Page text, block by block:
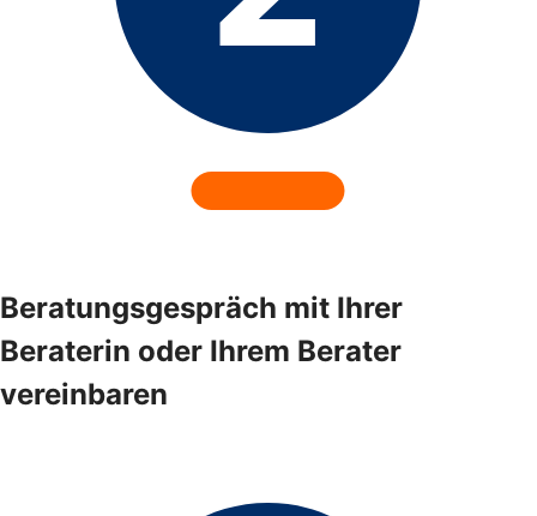
Beratungsgespräch mit Ihrer
Beraterin oder Ihrem Berater
vereinbaren